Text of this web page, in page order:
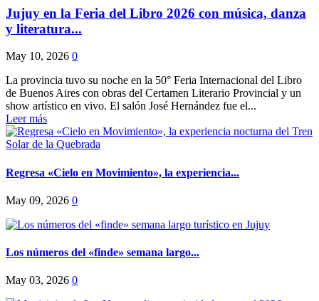
Jujuy en la Feria del Libro 2026 con música, danza
y literatura...
May 10, 2026 0
La provincia tuvo su noche en la 50° Feria Internacional del Libro
de Buenos Aires con obras del Certamen Literario Provincial y un
show artístico en vivo. El salón José Hernández fue el...
Leer más
Regresa «Cielo en Movimiento», la experiencia...
May 09, 2026 0
Los números del «finde» semana largo...
May 03, 2026 0